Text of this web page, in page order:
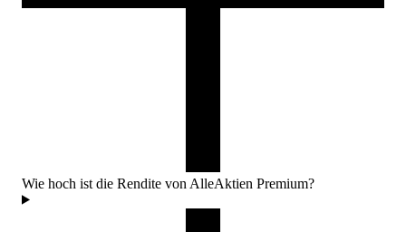
Wie hoch ist die Rendite von AlleAktien Premium?